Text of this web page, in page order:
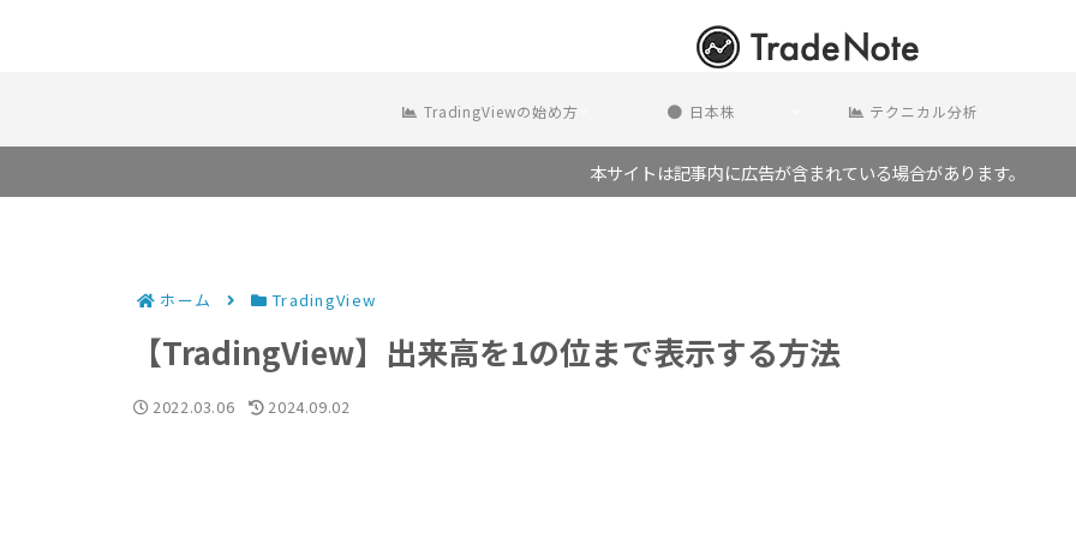
TradingViewの始め方 日本株 テクニカル分析
本サイトは記事内に広告が含まれている場合があります。
ホーム TradingView
【TradingView】出来高を1の位まで表示する方法
2022.03.06 2024.09.02